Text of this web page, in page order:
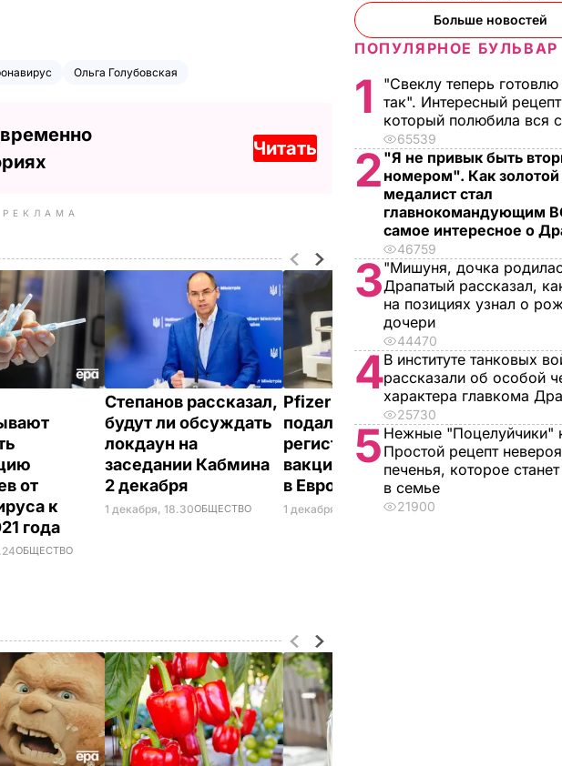
Ольга Голубовская
Читать
РЕКЛАМА
от
к
года
ОБЩЕСТВО
Степанов рассказал,
будут ли обсуждать
локдаун на
заседании Кабмина
2 декабря
1 декабря, 18.30ОБЩЕСТВО
Pfizer и BioNTech
подали заявку на
регистрацию
вакцины от COVID-19
в Европе
1 декабря, 17.25 МИР
Больше новостей
ПОПУЛЯРНОЕ БУЛЬВАР
1
"Свеклу теперь готовлю
так". Интересный
который полюбила вся
65539
2 "Я не привык быть
номером". Как золотой
медалист стал
главнокомандующим
самое интересное о
46759
3"Мишуня, дочка
Драпатый рассказал,
на позициях узнал о
дочери
44470
4В институте танковых
рассказали об особой
характера главкома
25730
5 Нежные "Поцелуйчики"
Простой рецепт
печенья, которое
в семье
21900